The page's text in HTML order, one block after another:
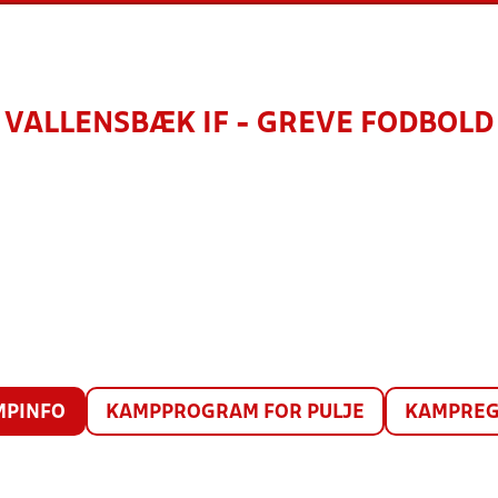
VALLENSBÆK IF - GREVE FODBOLD
KAMPPROGRAM FOR PULJE